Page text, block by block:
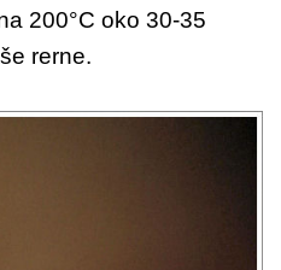
200°C oko 30-35
rerne.